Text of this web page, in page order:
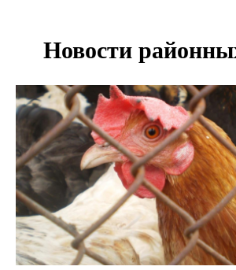
Под Новосибирском двое пострадали
Легендарный хоккеист Тарасенко
Новосибирск
Новосибирец подарил «боевую
раненых на СВО